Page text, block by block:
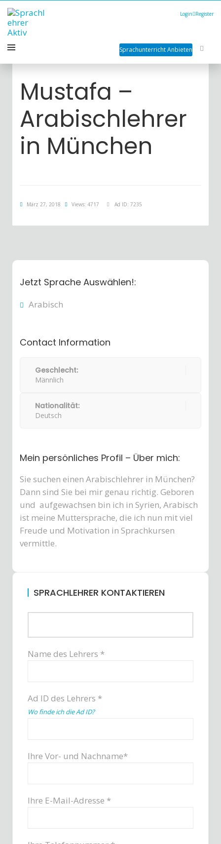
Login Register
Sprachunterricht Anbieten
Mustafa –
Arabischlehrer
in München
März 27, 2018 Views: 4717 Ad ID: 7235
Jetzt Sprache Auswählen!:
Arabisch
Contact Information
Geschlecht:
Männlich
Nationalität:
Deutsch
Mein persönliches Profil – Über mich:
Sie suchen einen Arabischlehrer in München?
Dann sind Sie bei mir genau richtig. Geboren
und aufgewachsen bin ich in Syrien, Arabisch
ist meine Muttersprache, die ich nun mit viel
Freude und Motivation in Sprachkursen
vermittle.
SPRACHLEHRER KONTAKTIEREN
Name des Lehrers *
Ad ID des Lehrers *
Wo finde ich die Ad ID?
Ihre Vor- und Nachname*
Ihre E-Mail-Adresse *